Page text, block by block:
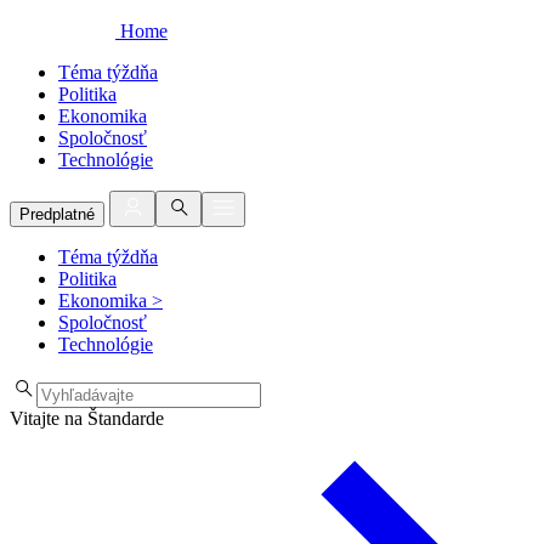
Home
Téma týždňa
Politika
Ekonomika
Spoločnosť
Technológie
Predplatné
Téma týždňa
Politika
Ekonomika >
Spoločnosť
Technológie
Vitajte na Štandarde